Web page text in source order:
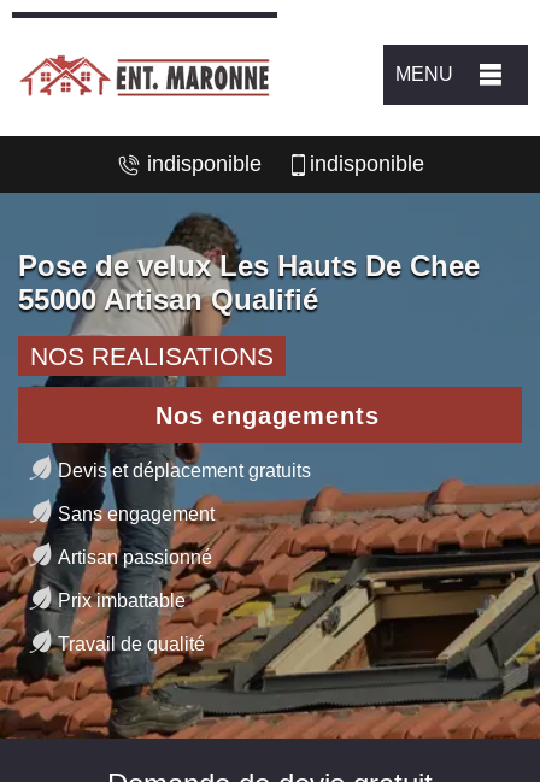
MENU
indisponible indisponible
Pose de velux Les Hauts De Chee
55000 Artisan Qualifié
NOS REALISATIONS
Nos engagements
Devis et déplacement gratuits
Sans engagement
Artisan passionné
Prix imbattable
Travail de qualité